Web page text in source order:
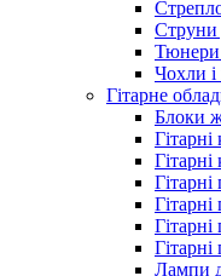
Струни
Тюнери
Чохли і
Гітарне
Блоки
Гітарні
Гітарні
Гітарні
Лампи